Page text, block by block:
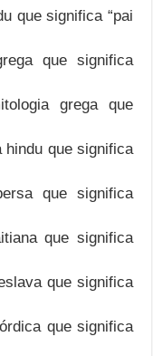
que significa “pai
que significa
grega que
que significa
que significa
que significa
que significa
que significa